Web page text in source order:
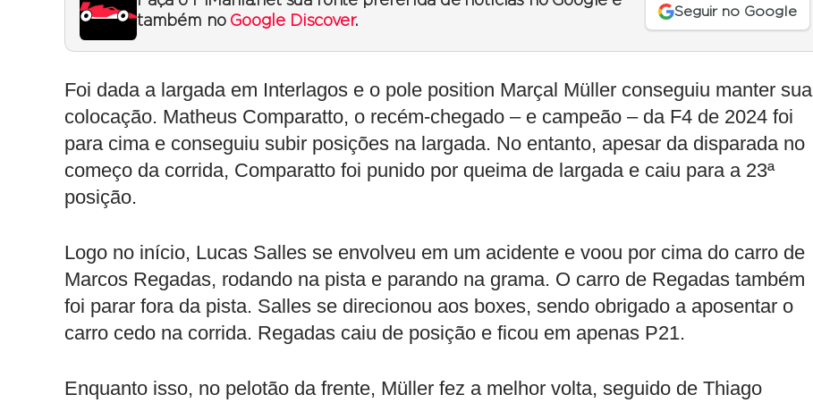
também no Google Discover.
Seguir no Google
Foi dada a largada em Interlagos e o pole position Marçal Müller conseguiu manter sua
colocação. Matheus Comparatto, o recém-chegado – e campeão – da F4 de 2024 foi
para cima e conseguiu subir posições na largada. No entanto, apesar da disparada no
começo da corrida, Comparatto foi punido por queima de largada e caiu para a 23ª
posição.
Logo no início, Lucas Salles se envolveu em um acidente e voou por cima do carro de
Marcos Regadas, rodando na pista e parando na grama. O carro de Regadas também
foi parar fora da pista. Salles se direcionou aos boxes, sendo obrigado a aposentar o
carro cedo na corrida. Regadas caiu de posição e ficou em apenas P21.
Enquanto isso, no pelotão da frente, Müller fez a melhor volta, seguido de Thiago